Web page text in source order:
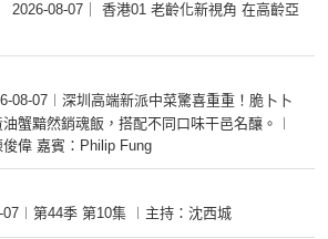
2026-08-07｜ 香港01 老齡化新視角 在高齡亞
08-07︱深圳高端新派中菜驚喜重重！脆卜卜
蟹黯然銷魂飯，搭配不同口味干邑名釀。︱
偉 嘉賓：Philip Fung
07︱第44季 第10集 ︱主持：沈西城